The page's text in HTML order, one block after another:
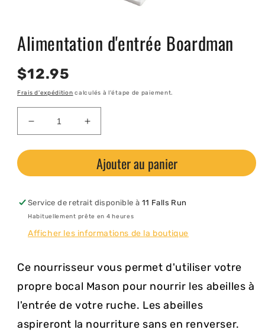
média
1
dans
fenêtre
modale
Alimentation d'entrée Boardman
Prix
habituel
$12.95
Frais d'expédition calculés à l'étape de paiement.
Réduire
la
quantité
Alimentation
Boardman
Augmenter
la
quantité
de
Alimentation
Boardman
Ajouter au panier
Service de retrait disponible à 11 Falls Run
Habituellement prête en 4 heures
Afficher les informations de la boutique
Ce nourrisseur vous permet d'utiliser votre
propre bocal Mason pour nourrir les abeilles à
l'entrée de votre ruche. Les abeilles
aspireront la nourriture sans en renverser.